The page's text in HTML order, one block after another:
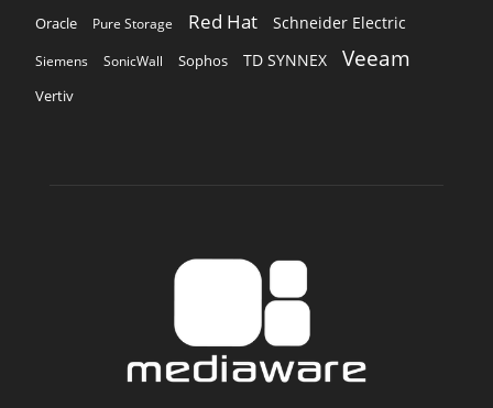
Oracle Pure Storage Red Hat Schneider Electric
Siemens SonicWall Sophos TD SYNNEX Veeam
Vertiv